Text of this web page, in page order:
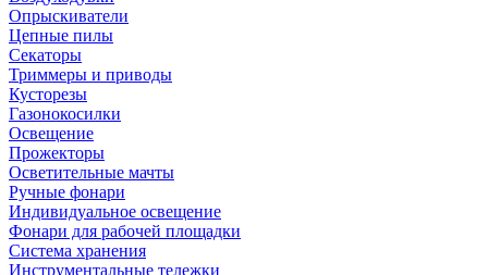
Опрыскиватели
Цепные пилы
Секаторы
Триммеры и приводы
Кусторезы
Газонокосилки
Освещение
Прожекторы
Осветительные мачты
Ручные фонари
Индивидуальное освещение
Фонари для рабочей площадки
Система хранения
Инструментальные тележки